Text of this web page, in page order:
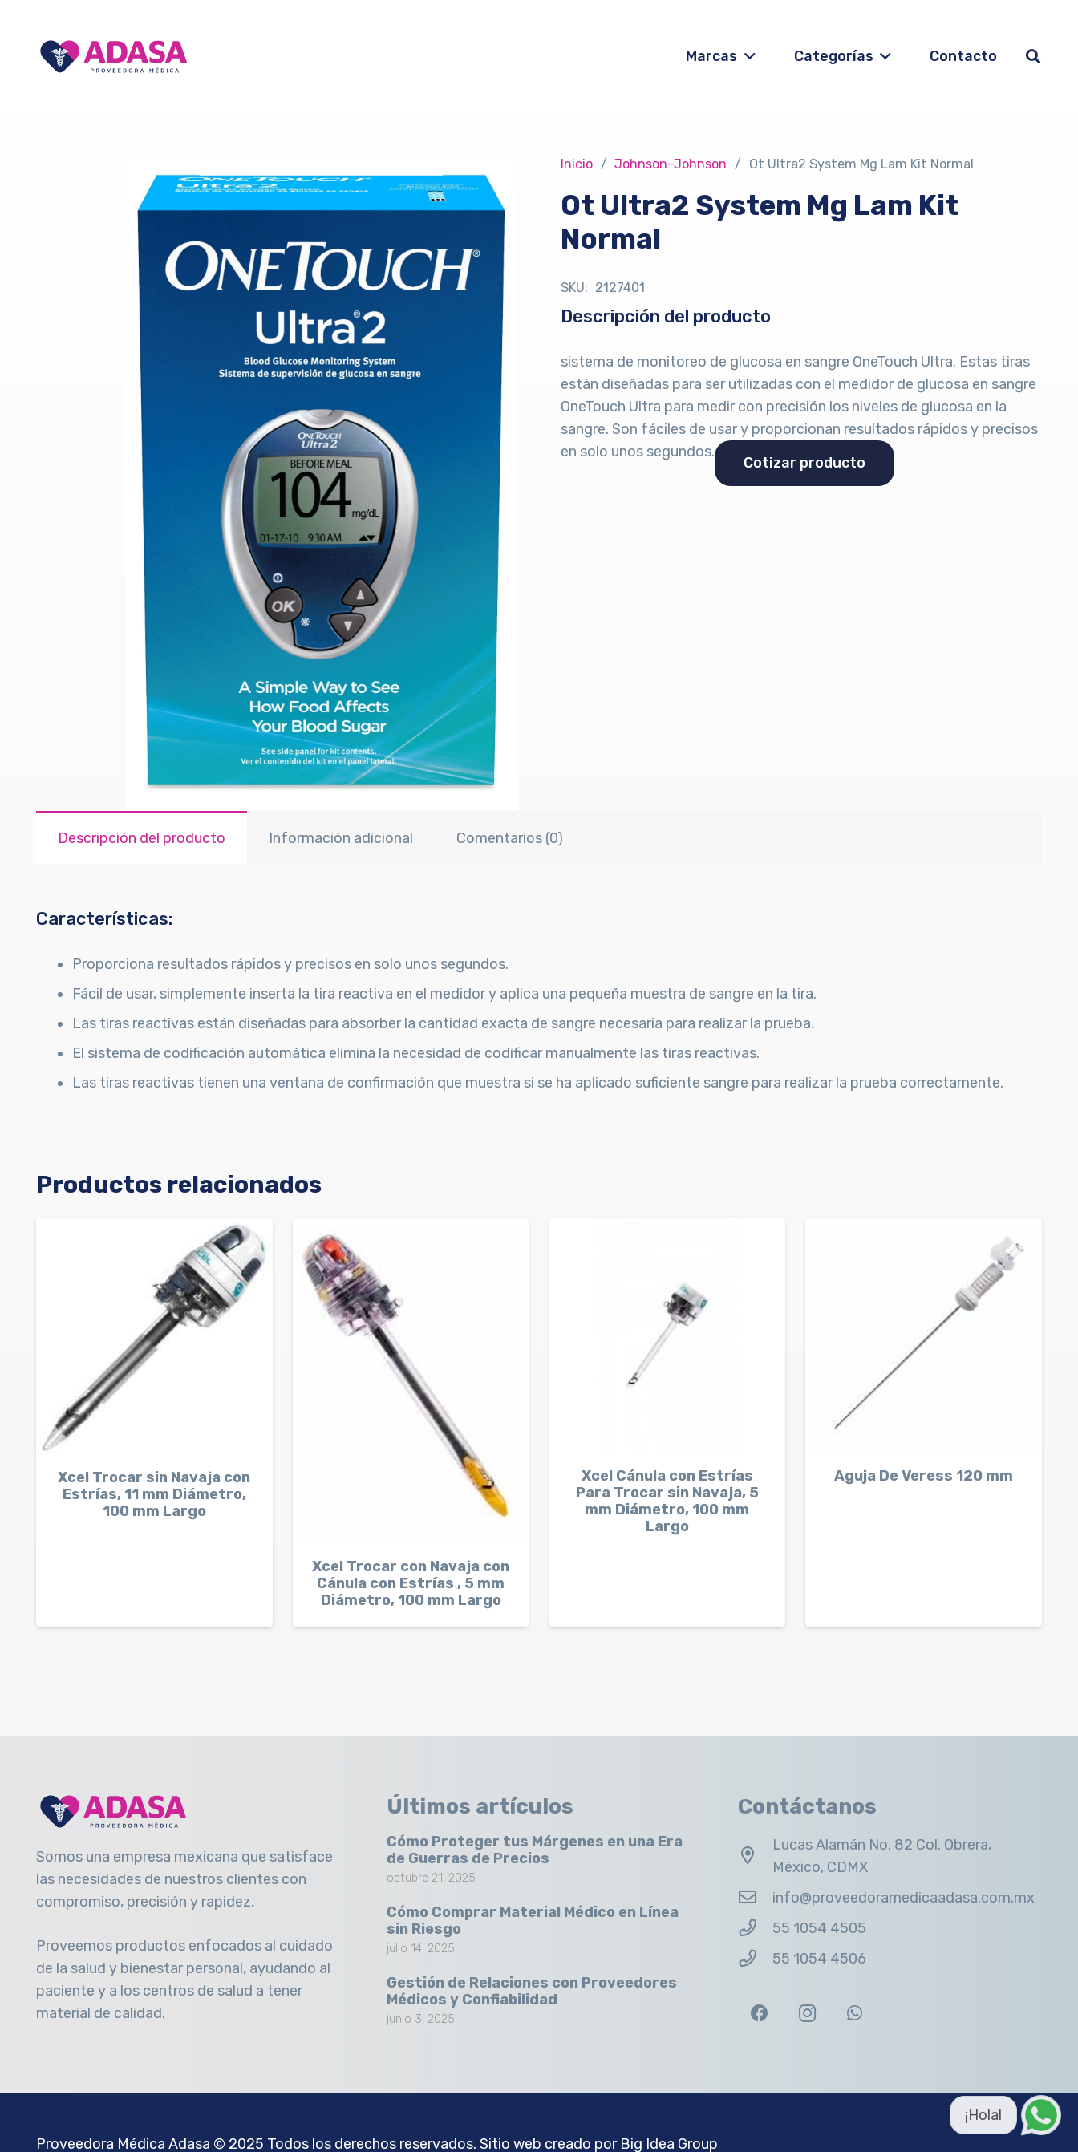
Marcas Categorías Contacto
Inicio / Johnson-Johnson / Ot Ultra2 System Mg Lam Kit Normal
Ot Ultra2 System Mg Lam Kit
Normal
SKU: 2127401
Descripción del producto
sistema de monitoreo de glucosa en sangre OneTouch Ultra. Estas tiras
están diseñadas para ser utilizadas con el medidor de glucosa en sangre
OneTouch Ultra para medir con precisión los niveles de glucosa en la
sangre. Son fáciles de usar y proporcionan resultados rápidos y precisos
en solo unos segundos.
Cotizar producto
Descripción del producto Información adicional Comentarios (0)
Características:
Proporciona resultados rápidos y precisos en solo unos segundos.
Fácil de usar, simplemente inserta la tira reactiva en el medidor y aplica una pequeña muestra de sangre en la tira.
Las tiras reactivas están diseñadas para absorber la cantidad exacta de sangre necesaria para realizar la prueba.
El sistema de codificación automática elimina la necesidad de codificar manualmente las tiras reactivas.
Las tiras reactivas tienen una ventana de confirmación que muestra si se ha aplicado suficiente sangre para realizar la prueba correctamente.
Productos relacionados
Xcel Trocar sin Navaja con
Estrías, 11 mm Diámetro,
100 mm Largo
Xcel Trocar con Navaja con
Cánula con Estrías , 5 mm
Diámetro, 100 mm Largo
Xcel Cánula con Estrías
Para Trocar sin Navaja, 5
mm Diámetro, 100 mm
Largo
Aguja De Veress 120 mm
Somos una empresa mexicana que satisface
las necesidades de nuestros clientes con
compromiso, precisión y rapidez.
Proveemos productos enfocados al cuidado
de la salud y bienestar personal, ayudando al
paciente y a los centros de salud a tener
material de calidad.
Últimos artículos
Cómo Proteger tus Márgenes en una Era
de Guerras de Precios
octubre 21, 2025
Cómo Comprar Material Médico en Línea
sin Riesgo
julio 14, 2025
Gestión de Relaciones con Proveedores
Médicos y Confiabilidad
junio 3, 2025
Contáctanos
Lucas Alamán No. 82 Col. Obrera,
México, CDMX
info@proveedoramedicaadasa.com.mx
55 1054 4505
55 1054 4506
Proveedora Médica Adasa © 2025 Todos los derechos reservados. Sitio web creado por Big Idea Group
¡Hola!